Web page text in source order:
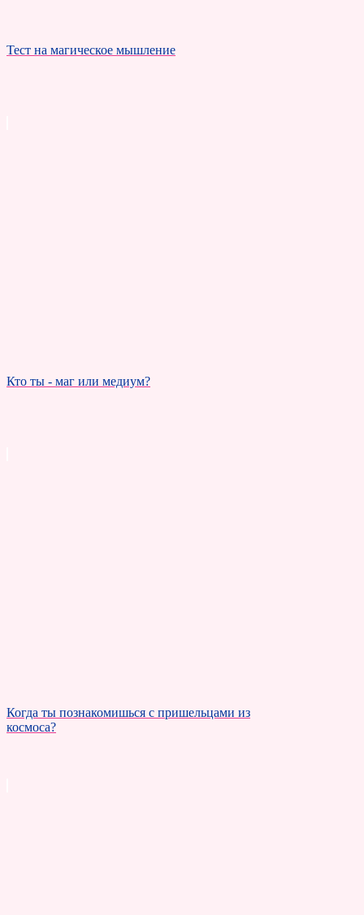
Тест на магическое мышление
Кто ты - маг или медиум?
Когда ты познакомишься с пришельцами из
космоса?